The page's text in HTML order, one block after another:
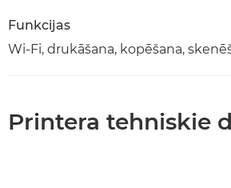
Funkcijas
Wi-Fi, drukāšana, kopēšana,
Printera tehniskie